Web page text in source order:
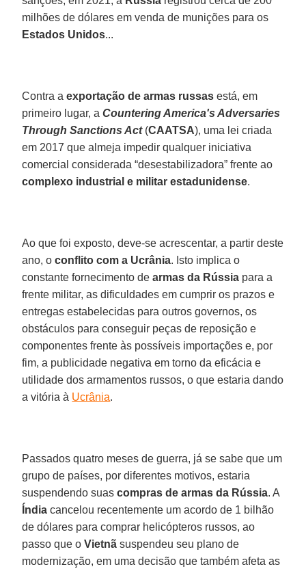
milhões de dólares em venda de munições para os
Estados Unidos...
Contra aexportação de armas russas está, em
primeiro lugar, aCountering America's Adversaries
Through Sanctions Act(CAATSA), uma lei criada
em 2017 que almeja impedir qualquer iniciativa
comercial considerada “desestabilizadora” frente ao
complexo industrial e militar estadunidense.
Ao que foi exposto, deve-se acrescentar, a partir deste
ano, oconflito com a Ucrânia. Isto implica o
constante fornecimento dearmas da Rússia para a
frente militar, as dificuldades em cumprir os prazos e
entregas estabelecidas para outros governos, os
obstáculos para conseguir peças de reposição e
componentes frente às possíveis importações e, por
fim, a publicidade negativa em torno da eficácia e
utilidade dos armamentos russos, o que estaria dando
a vitória à Ucrânia.
Passados quatro meses de guerra, já se sabe que um
grupo de países, por diferentes motivos, estaria
suspendendo suascompras de armas da Rússia. A
Índia cancelou recentemente um acordo de 1 bilhão
de dólares para comprar helicópteros russos, ao
passo que oVietnã suspendeu seu plano de
modernização, em uma decisão que também afeta as